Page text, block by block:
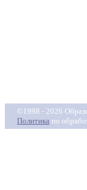
©1998 - 2026
Политика по